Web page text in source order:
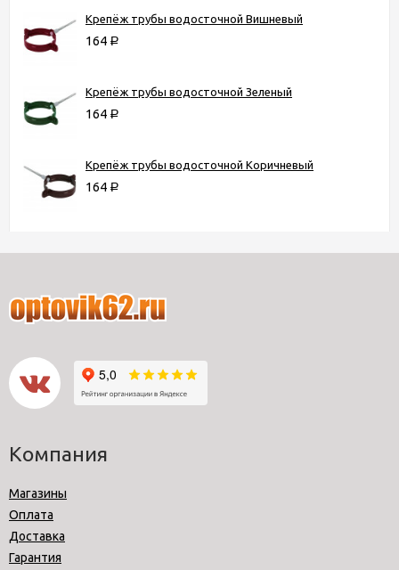
Крепёж трубы водосточной Вишневый
164 Р
Крепёж трубы водосточной Зеленый
164 Р
Крепёж трубы водосточной Коричневый
164 Р
Компания
Магазины
Оплата
Доставка
Гарантия